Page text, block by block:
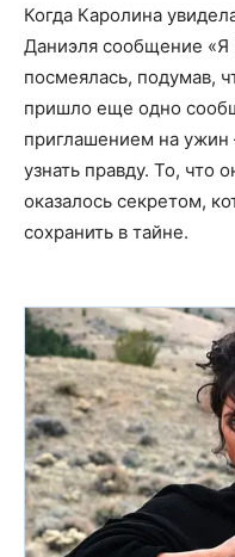
Когда Каролина
Даниэля сообщение
посмеялась, подумав,
пришло еще одно
приглашением на
узнать правду. То, что
оказалось секретом,
сохранить в тайне.